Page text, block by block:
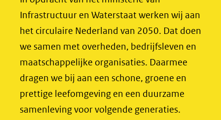
nieuw
naar
een
andere
website)
nieuw
naar
een
andere
website)
Infrastructuur en Waterstaat werken wij aan
het circulaire Nederland van 2050. Dat doen
we samen met overheden, bedrijfsleven en
maatschappelijke organisaties. Daarmee
dragen we bij aan een schone, groene en
prettige leefomgeving en een duurzame
samenleving voor volgende generaties.